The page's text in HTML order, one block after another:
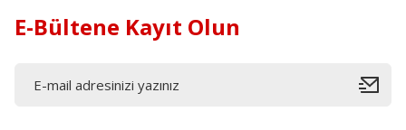
E-Bültene Kayıt Olun